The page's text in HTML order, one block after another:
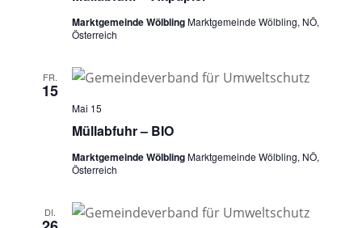
Marktgemeinde WölblingMarktgemeinde Wölbling, NÖ,
Österreich
FR.
15
Müllabfuhr – BIO
Mai 15
Marktgemeinde WölblingMarktgemeinde Wölbling, NÖ,
Österreich
DI.